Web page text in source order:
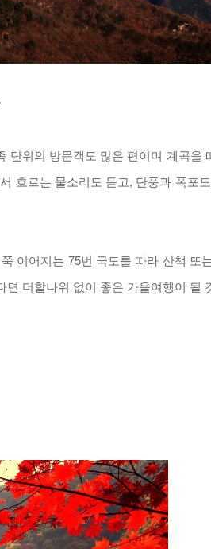
단위의 방문객도 많은 편이며 계곡을
흐르는 물소리도 듣고, 단풍과 폭포
이어지는 75번 국도를 따라 산책 또
면 더할나위 없이 좋은 가을여행이 될